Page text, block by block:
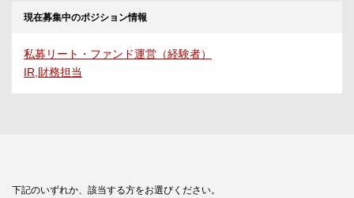
現在募集中のポジション情報
私募リート・ファンド運営（経験者）
IR,財務担当
下記のいずれか、該当する方をお選びください。